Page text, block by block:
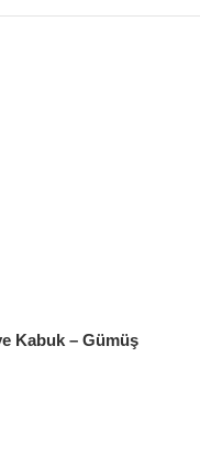
Kabuk – Gümüş